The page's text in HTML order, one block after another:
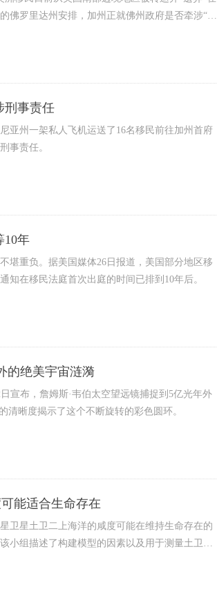
佛罗里达州安排，加州正就佛州政府是否牵涉“诱
刑事责任
亚州一架私人飞机运送了16名移民前往加州首府
事责任。
10年
堪重负。据美国媒体26日报道，美国部分地区移
知在移民法庭首次出庭的时间已排到10年后。
的绝美宇宙涟漪
宣布，詹姆斯·韦伯太空望远镜捕捉到5亿光年外
清晰度揭示了这个不断旋转的彩色圆环。
能适合生命存在
卫星土卫二上海洋的咸度可能在维持生命存在的
小组描述了构建模型的因素以及用于测量土卫二